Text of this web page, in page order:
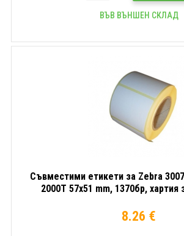
ВЪВ ВЪНШЕН СКЛАД
Съвместими етикети за Zebra
2000T 57x51 mm, 1370бр, хартия
8.26 €